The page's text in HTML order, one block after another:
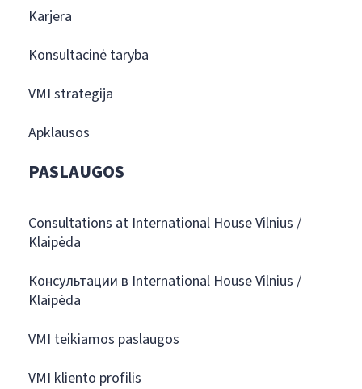
Karjera
Konsultacinė taryba
VMI strategija
Apklausos
PASLAUGOS
Consultations at International House Vilnius /
Klaipėda
Консультации в International House Vilnius /
Klaipėda
VMI teikiamos paslaugos
VMI kliento profilis